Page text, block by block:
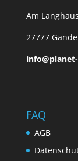
Am
27777
FAQ
AGB